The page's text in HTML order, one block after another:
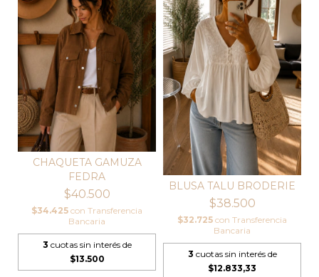
CHAQUETA GAMUZA
FEDRA
$40.500
$34.425 con Transferencia
Bancaria
3 cuotas sin interés de
$13.500
BLUSA TALU BRODERIE
$38.500
$32.725 con Transferencia
Bancaria
3 cuotas sin interés de
$12.833,33